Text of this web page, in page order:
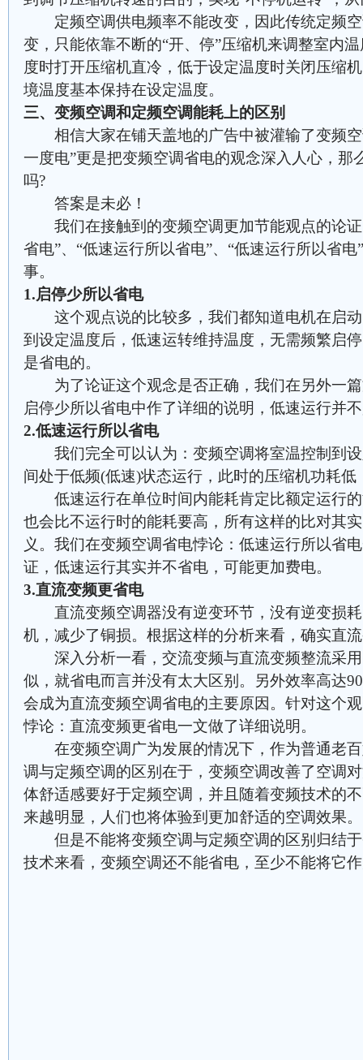
定频空调供电频率不能改变，因此传统定频空
变，只能依靠不断的“开、停”压缩机来调整室内
度时打开压缩机直冷，低于设定温度时关闭压缩
境温度基本保持在设定温度。
三、变频空调和定频空调能耗上的区别
相信大家在铺天盖地的广告中被灌输了变频空
一度电”更是把变频空调省电的观念深入人心，那
吗?
答案是未必！
我们在接触到的变频空调更加节能观点的论证
省电”、“低速运行所以省电”、“低速运行所以省
事。
1.启停少所以省电
这个观点说的比较多，我们都知道电机在启动
到设定温度后，低速运转维持温度，无需频繁启
是省电的。
为了论证这个观念是否正确，我们在另外一篇
启停少所以省电中作了详细的说明，低速运行并
2.低速运行所以省电
我们完全可以认为：变频空调将室温控制到设
间处于低频(低速)状态运行，此时的压缩机功耗
低速运行在单位时间内能耗肯定比额定运行的
也会比不运行时的能耗要高，所有这样的比对其
义。我们在变频空调省电悖论：低速运行所以省
证，低速运行其实并不省电，可能更加费电。
3.直流变频更省电
直流变频空调器没有逆变环节，没有逆变损耗
机，减少了铜损。根据这样的分析来看，确实直
深入分析一看，交流变频与直流变频整流采用
似，就省电而言并没有太大区别。另外效率高达
会成为直流变频空调省电的主要原因。针对这个
悖论：直流变频更省电一文做了详细说明。
在变频空调广为发展的情况下，作为普通老百
调与定频空调的区别在于，变频空调改善了空调
体舒适感要好于定频空调，并且随着变频技术的
来越明显，人们也将体验到更加舒适的空调效果。
但是不能将变频空调与定频空调的区别归结于
技术来看，变频空调还不能省电，至少不能将它